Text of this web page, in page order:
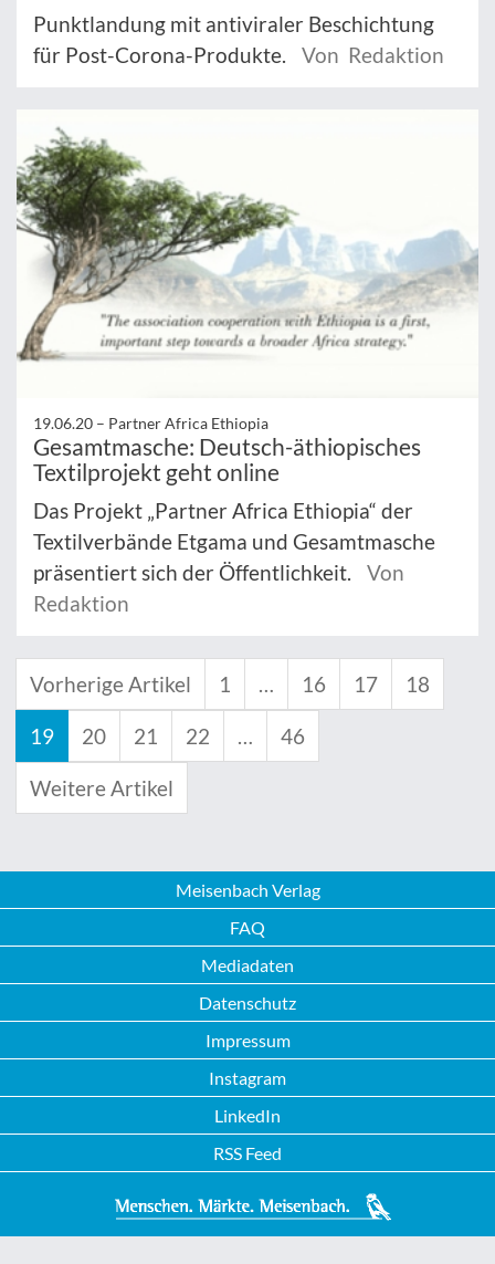
Punktlandung mit antiviraler Beschichtung
für Post-Corona-Produkte.
Von Redaktion
19.06.20 – Partner Africa Ethiopia
Gesamtmasche: Deutsch-äthiopisches
Textilprojekt geht online
Das Projekt „Partner Africa Ethiopia“ der
Textilverbände Etgama und Gesamtmasche
präsentiert sich der Öffentlichkeit.
Von
Redaktion
Vorherige Artikel 1 … 16 17 18
19 20 21 22 … 46
Weitere Artikel
Meisenbach Verlag
FAQ
Mediadaten
Datenschutz
Impressum
Instagram
LinkedIn
RSS Feed